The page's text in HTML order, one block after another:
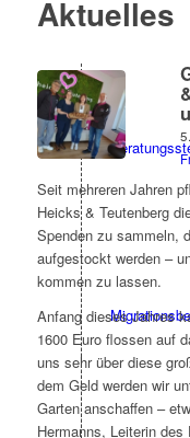
Aktuelles
Seit mehreren Jahren
Heicks & Teutenberg
Spenden zu sammeln,
aufgestockt werden –
kommen zu lassen.
Anfang dieses Jahres
1600 Euro flossen auf
uns sehr über diese
dem Geld werden wir
Garten anschaffen –
Hermanns, Leiterin